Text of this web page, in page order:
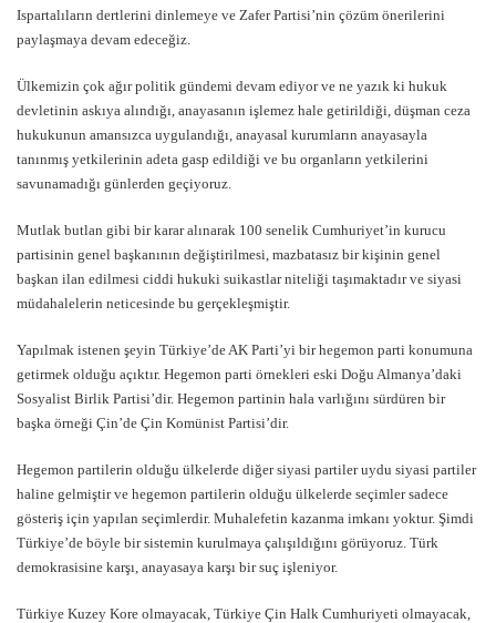
Ispartalıların dertlerini dinlemeye ve Zafer Partisi’nin çözüm önerilerini
paylaşmaya devam edeceğiz.
Ülkemizin çok ağır politik gündemi devam ediyor ve ne yazık ki hukuk
devletinin askıya alındığı, anayasanın işlemez hale getirildiği, düşman ceza
hukukunun amansızca uygulandığı, anayasal kurumların anayasayla
tanınmış yetkilerinin adeta gasp edildiği ve bu organların yetkilerini
savunamadığı günlerden geçiyoruz.
Mutlak butlan gibi bir karar alınarak 100 senelik Cumhuriyet’in kurucu
partisinin genel başkanının değiştirilmesi, mazbatasız bir kişinin genel
başkan ilan edilmesi ciddi hukuki suikastlar niteliği taşımaktadır ve siyasi
müdahalelerin neticesinde bu gerçekleşmiştir.
Yapılmak istenen şeyin Türkiye’de AK Parti’yi bir hegemon parti konumuna
getirmek olduğu açıktır. Hegemon parti örnekleri eski Doğu Almanya’daki
Sosyalist Birlik Partisi’dir. Hegemon partinin hala varlığını sürdüren bir
başka örneği Çin’de Çin Komünist Partisi’dir.
Hegemon partilerin olduğu ülkelerde diğer siyasi partiler uydu siyasi partiler
haline gelmiştir ve hegemon partilerin olduğu ülkelerde seçimler sadece
gösteriş için yapılan seçimlerdir. Muhalefetin kazanma imkanı yoktur. Şimdi
Türkiye’de böyle bir sistemin kurulmaya çalışıldığını görüyoruz. Türk
demokrasisine karşı, anayasaya karşı bir suç işleniyor.
Türkiye Kuzey Kore olmayacak, Türkiye Çin Halk Cumhuriyeti olmayacak,